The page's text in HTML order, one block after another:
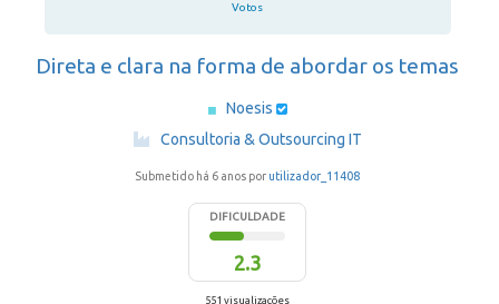
Votos
Direta e clara na forma de abordar os temas
Noesis
·
Consultoria & Outsourcing IT
Submetido há 6 anos por utilizador_11408
DIFICULDADE
2.3
551 visualizações